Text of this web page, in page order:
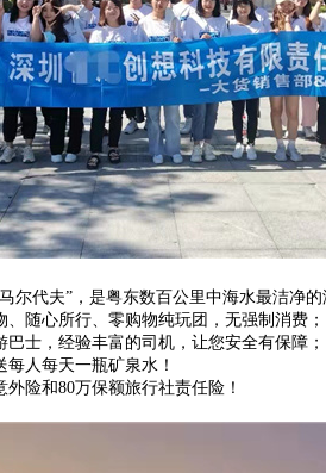
尔代夫”，是粤东数百公里中海水最洁净的
随心所行、零购物纯玩团，无强制消费；
士，经验丰富的司机，让您安全有保障；
人每天一瓶矿泉水！
险和80万保额旅行社责任险！